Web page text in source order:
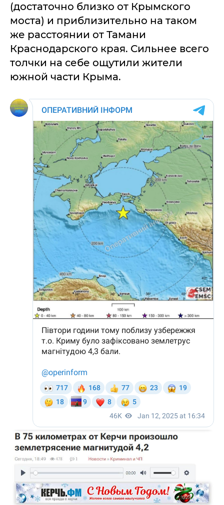
(достаточно близко от Крымского
моста) и приблизительно на таком
же расстоянии от Тамани
Краснодарского края. Сильнее всего
толчки на себе ощутили жители
южной части Крыма.